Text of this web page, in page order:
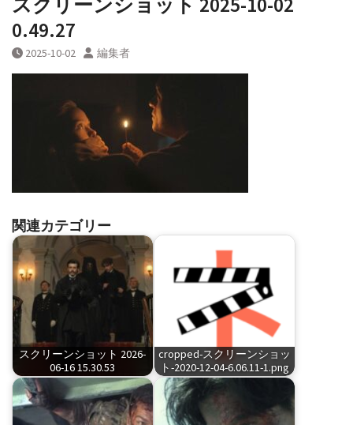
0.49.27
2025-10-02 編集者
関連カテゴリー
スクリーンショット 2026-
06-16 15.30.53
cropped-スクリーンショッ
ト-2020-12-04-6.06.11-1.png